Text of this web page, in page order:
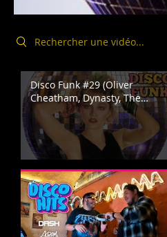
Search videos
Disco Funk #29 (Oliver
Cheatham, Dynasty, The
Whispers, Michael
Mcdonald, Kenny G, Mikki,
Q...)